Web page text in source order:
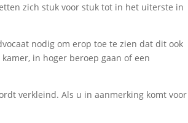
zich stuk voor stuk tot in het uiterste in
nodig om erop toe te zien dat dit ook
in hoger beroep gaan of een
verkleind. Als u in aanmerking komt voor